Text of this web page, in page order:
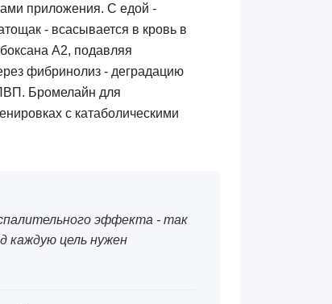
приложения. С едой -
- всасывается в кровь в
A2, подавляя
фибринолиз - деградацию
Бромелайн для
с катаболическими
эффекта - так
каждую цель нужен